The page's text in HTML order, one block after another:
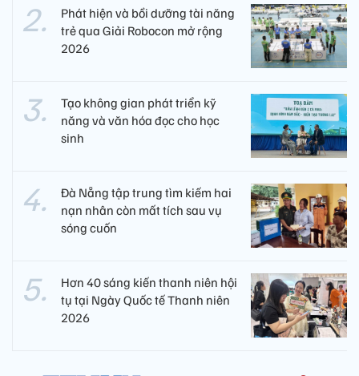
Phát hiện và bồi dưỡng tài năng
trẻ qua Giải Robocon mở rộng
2026
Tạo không gian phát triển kỹ
năng và văn hóa đọc cho học
sinh
Đà Nẵng tập trung tìm kiếm hai
nạn nhân còn mất tích sau vụ
sóng cuốn
Hơn 40 sáng kiến thanh niên hội
tụ tại Ngày Quốc tế Thanh niên
2026